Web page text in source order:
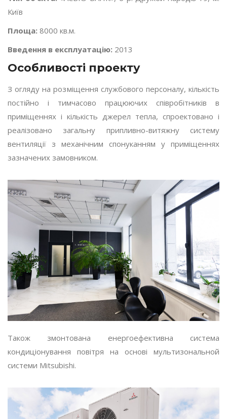
Київ
Площа: 8000 кв.м.
Введення в експлуатацію: 2013
Особливості проекту
З огляду на розміщення службового персоналу, кількість
постійно і тимчасово працюючих співробітників в
приміщеннях і кількість джерел тепла, спроектовано і
реалізовано загальну припливно-витяжну систему
вентиляції з механічним спонуканням у приміщеннях
зазначених замовником.
Також змонтована енергоефективна система
кондиціонування повітря на основі мультизональной
системи Mitsubishi.